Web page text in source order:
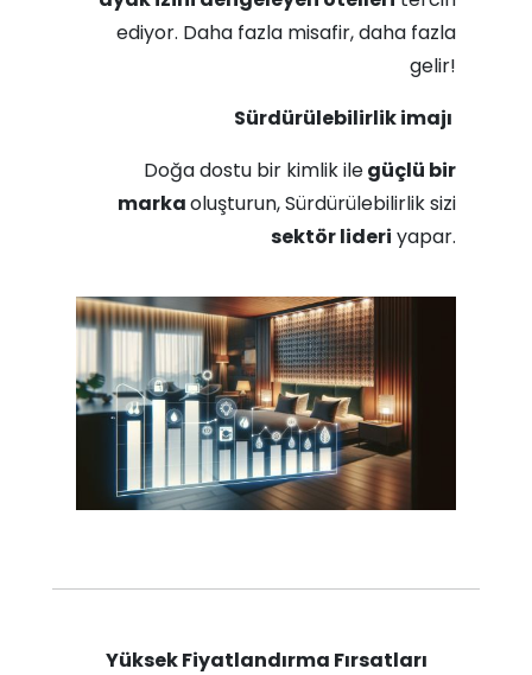
ediyor. Daha fazla misafir, daha fazla
gelir!
Sürdürülebilirlik imajı
Doğa dostu bir kimlik ilegüçlü bir
markaoluşturun, Sürdürülebilirlik sizi
sektör lideri yapar.
Yüksek Fiyatlandırma Fırsatları